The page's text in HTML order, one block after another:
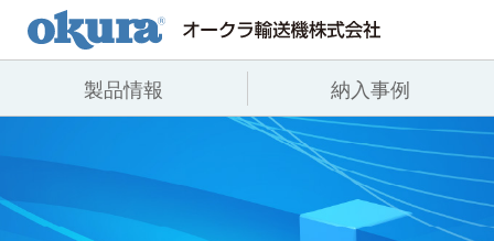
製品情報
製品情報
コンベヤ機器
納入事例
納入事例
全業種
会社情報
代表あいさつ